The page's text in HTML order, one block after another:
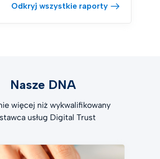
Odkryj wszystkie raporty
Nasze DNA
więcej niż wykwalifikowany
usług Digital Trust